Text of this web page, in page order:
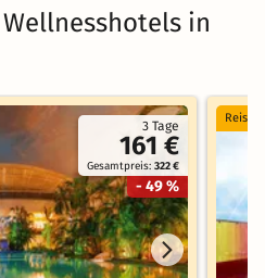
in
3 Tage
161 €
Gesamtpreis:322 €
- 49 %
Reise